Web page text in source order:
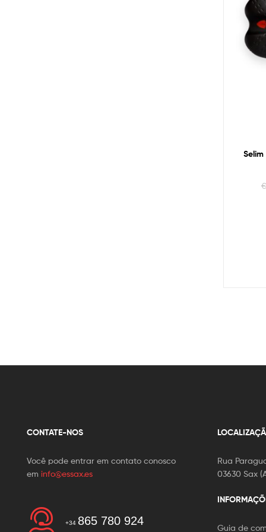
€
CONTATE-NOS
Você pode entrar em contato conosco
em info@essax.es
+34 865 780 924
Rua
03630 Sax
Guia de